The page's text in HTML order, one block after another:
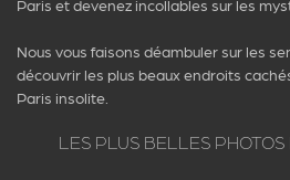
Paris et devenez incollables sur les
Nous vous faisons déambuler sur les
découvrir les plus beaux endroits
Paris insolite.
LES PLUS BELLES PHOTOS